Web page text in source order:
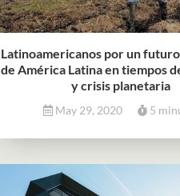
Latinoamericanos por un
de América Latina en tiempos
y crisis planetaria
May 29, 2020 5